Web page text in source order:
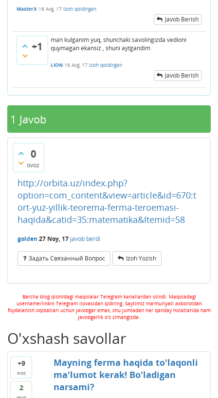
MasterX 16 Avg, 17 Izoh qoldirgan
Javob Berish
+1
man kulganim yuq, shunchaki savolingizda vedioni
quymagan ekansiz , shuni aytgandim
LION 16 Avg, 17 Izoh qoldirgan
Javob Berish
1 Javob
0
ovoz
http://orbita.uz/index.php?
option=com_content&view=article&id=670:t
ort-yuz-yillik-teorema-ferma-teroemasi-
haqida&catid=35:matematika&Itemid=58
golden 27 Noy, 17 javob berdi
Задать Связанный Вопрос Izoh Yozish
Barcha blog qismidagi maqolalar Telegram kanallardan olindi. Maqoladagi
username/linkni Telegram ilovasidan qidiring. Saytimiz ma'muriyati axborotdan
foydalanish oqibatlari uchun javobgar emas, shu jumladan har qanday holatlarida ham
javobgarlik o'z zimangizda.
O'xshash savollar
+9
ovoz
2
Mayning ferma haqida to'laqonli
ma'lumot kerak! Bo'ladigan
narsami?